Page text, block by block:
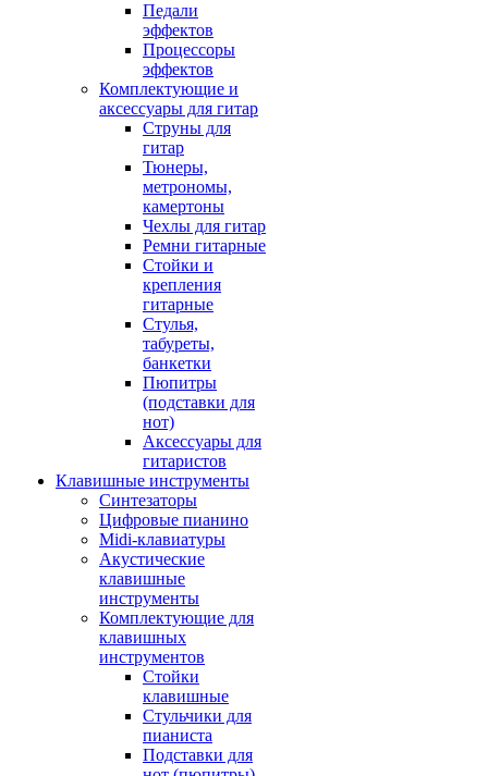
Педали
эффектов
Процессоры
эффектов
Комплектующие и
аксессуары для гитар
Струны для
гитар
Тюнеры,
метрономы,
камертоны
Чехлы для гитар
Ремни гитарные
Стойки и
крепления
гитарные
Стулья,
табуреты,
банкетки
Пюпитры
(подставки для
нот)
Аксессуары для
гитаристов
Клавишные инструменты
Синтезаторы
Цифровые пианино
Midi-клавиатуры
Акустические
клавишные
инструменты
Комплектующие для
клавишных
инструментов
Стойки
клавишные
Стульчики для
пианиста
Подставки для